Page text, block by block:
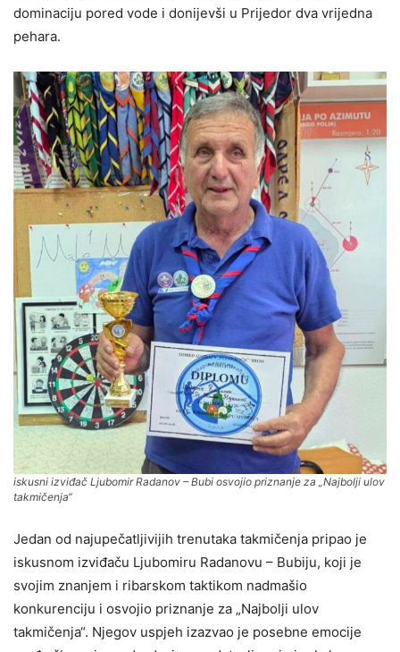
dominaciju pored vode i donijevši u Prijedor dva vrijedna
pehara.
iskusni izviđač Ljubomir Radanov – Bubi osvojio priznanje za „Najbolji ulov
takmičenja“
Jedan od najupečatljivijih trenutaka takmičenja pripao je
iskusnom izviđaču Ljubomiru Radanovu – Bubiju, koji je
svojim znanjem i ribarskom taktikom nadmašio
konkurenciju i osvojio priznanje za „Najbolji ulov
takmičenja“. Njegov uspjeh izazvao je posebne emocije